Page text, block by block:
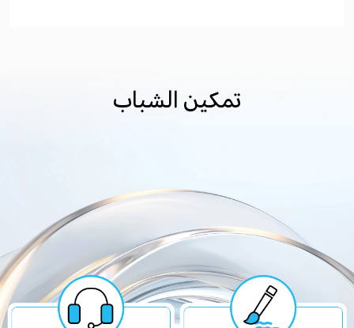
تمكين الشباب